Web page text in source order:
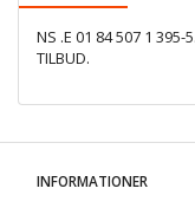
NS .E 01 84 507 1
TILBUD.
INFORMATIONER